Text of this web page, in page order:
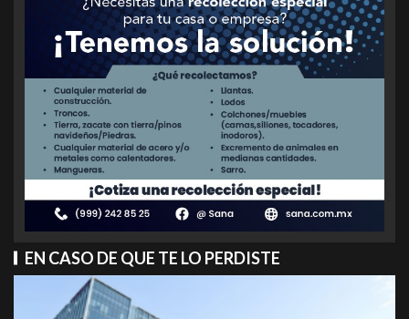
EN CASO DE QUE TE LO PERDISTE